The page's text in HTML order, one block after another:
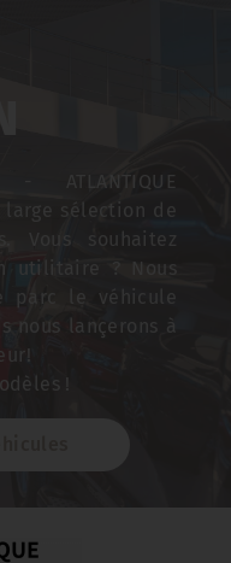
- ATLANTIQUE
large sélection de
Vous souhaitez
utilitaire ? Nous
parc le véhicule
nous lançerons à
!